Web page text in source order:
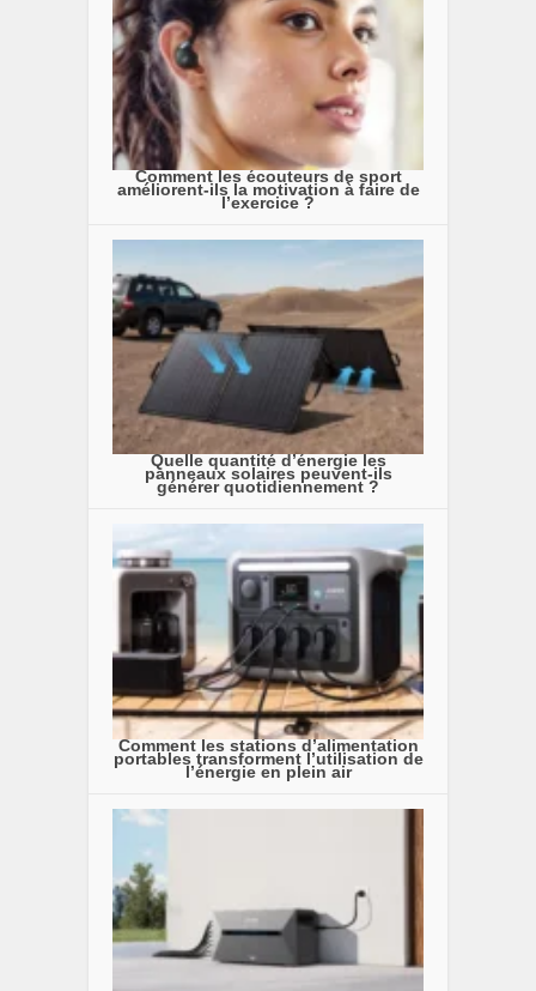
Comment les écouteurs de sport
améliorent-ils la motivation à faire de
l’exercice ?
Quelle quantité d’énergie les
panneaux solaires peuvent-ils
générer quotidiennement ?
Comment les stations d’alimentation
portables transforment l’utilisation de
l’énergie en plein air